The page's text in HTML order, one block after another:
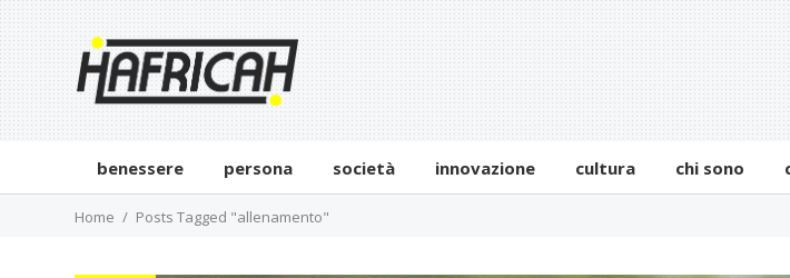
benessere persona società innovazione cultura chi sono
Home Posts Tagged "allenamento"